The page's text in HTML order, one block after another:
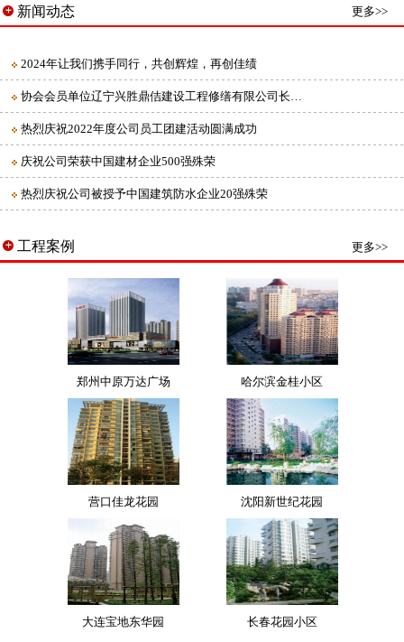
新闻动态 更多>>
2024年让我们携手同行，共创辉煌，再创佳绩
协会会员单位辽宁兴胜鼎佶建设工程修缮有限公司长…
热烈庆祝2022年度公司员工团建活动圆满成功
庆祝公司荣获中国建材企业500强殊荣
热烈庆祝公司被授予中国建筑防水企业20强殊荣
工程案例 更多>>
郑州中原万达广场 哈尔滨金桂小区
营口佳龙花园 沈阳新世纪花园
大连宝地东华园 长春花园小区